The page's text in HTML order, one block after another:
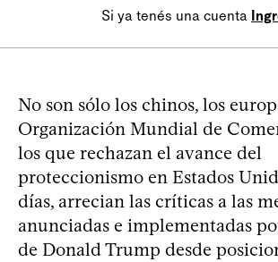
Si ya tenés una cuenta
No son sólo los chinos, los
Organización Mundial de
los que rechazan el avance del
proteccionismo en Estados
días, arrecian las críticas a las
anunciadas e implementadas
de Donald Trump desde